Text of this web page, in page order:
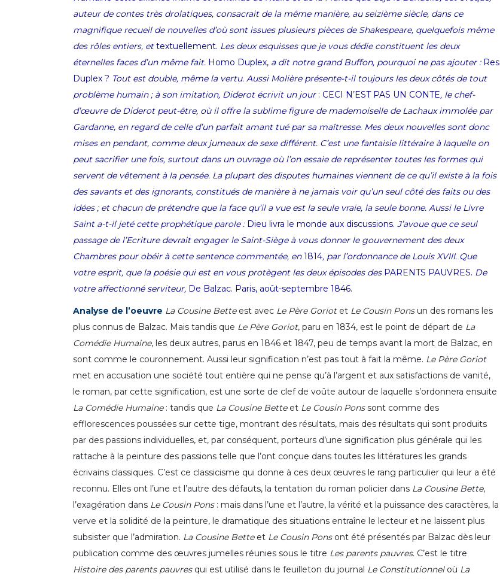
auteur de contes très drolatiques, consacrait de la même manière, au seizième siècle, dans ce
magnifique recueil de nouvelles d’où sont issues plusieurs pièces de Shakespeare, quelquefois même
des rôles entiers, ettextuellement. Les deux esquisses que je vous dédie constituent les deux
éternelles faces d’un même fait. Homo Duplex, a dit notre grand Buffon, pourquoi ne pas ajouter : Res
Duplex ? Tout est double, même la vertu. Aussi Molière présente-t-il toujours les deux côtés de tout
problème humain ; à son imitation, Diderot écrivit un jour : CECI N’EST PAS UN CONTE, le chef-
d’œuvre de Diderot peut-être, où il offre la sublime figure de mademoiselle de Lachauximmolée par
Gardanne, en regard de celle d’un parfait amant tué par sa maîtresse. Mes deux nouvelles sont donc
mises en pendant, comme deux jumeaux de sexe différent. C’est une fantaisie littéraire à laquelle on
peut sacrifier une fois, surtout dans un ouvrage où l’on essaie de représenter toutes les formes qui
servent de vêtement à la pensée. La plupart des disputes humaines viennent de ce qu’il existe à la fois
des savants et des ignorants, constitués de manière à ne jamais voir qu’un seul côté des faits ou des
idées ; et chacun de prétendre que la face qu’il a vue est la seule vraie, la seule bonne. Aussi le Livre
Saint a-t-iljeté cette prophétique parole :Dieu livra le monde aux discussions. J’avoue que ce seul
passage de l’Ecrituredevrait engager le Saint-Siège à vous donner le gouvernement des deux
Chambres pour obéir à cette sentence commentée, en1814, par l’ordonnance de Louis XVIII. Que
votre esprit, que la poésie qui est en vous protègent les deux épisodes des PARENTS PAUVRES. De
votre affectionné serviteur, De Balzac. Paris, août-septembre 1846.
Analyse de l’oeuvre La Cousine Bette est avec Le Père Goriotet Le Cousin Ponsun des romans les
plus connus de Balzac. Mais tandis que Le Père Goriot, paru en 1834, est le point de départ de La
Comédie Humaine, les deux autres, parus en 1846 et 1847, peu de temps avant la mort de Balzac, en
sont comme le couronnement. Aussi leur signification n’est pas tout à fait la même. Le Père Goriot
met en accusation une société tout entière qui ne pense qu’à l’argent et aux satisfactions de vanité,
le roman, par cette signification, est une sorte de clef de voûte autour de laquelle s’ordonnera ensuite
La Comédie Humaine: tandis que La Cousine Betteet Le Cousin Ponssont comme des
efflorescences poussées sur cette tige, montrant des résultats, mais des résultats qui sont produits
par des passions individuelles, et, par conséquent, porteurs d’une signification plus générale qui les
rattache à la peinture des passions telle que l’ont conçue dans toutes les littératures les grands
écrivains classiques. C’est ce classicisme qui donne à ces deux œuvres le rang particulier qui leur a été
reconnu. Elles ont l’une et l’autre des défauts, la tentation du roman policier dans La Cousine Bette,
l’exagération dans Le Cousin Pons : mais dans l’une et l’autre, la vérité et la puissance des caractères, la
verve et la solidité de la peinture, le dramatique des situations entraîne le lecteur et ne laissent plus
subsister que l’admiration. La Cousine Betteet Le Cousin Ponsont été présentés par Balzac dès leur
publication comme des œuvres jumelles réunies sous le titre Les parents pauvres. C’est le titre
Histoire des parents pauvres qui est utilisé dans le feuilleton du journal Le Constitutionneloù La